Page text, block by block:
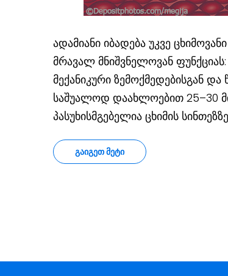
ადამიანი იბადება უკვე
მრავალ მნიშვნელოვან ფუნქციას:
მექანიკური ზემოქმედებისგან
საშუალოდ დაახლოებით 25–30
პასუხისმგებელია ცხიმის
ᲒᲐᲘᲒᲔᲗ ᲛᲔᲢᲘ